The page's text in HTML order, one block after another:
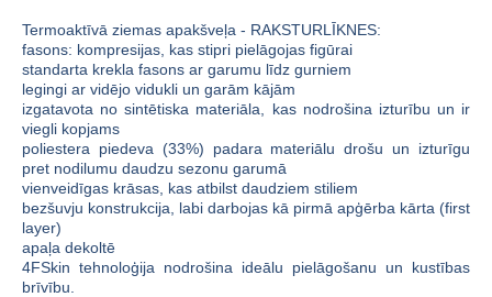
Termoaktīvā ziemas apakšveļa - RAKSTURLĪKNES:
fasons: kompresijas, kas stipri pielāgojas figūrai
standarta krekla fasons ar garumu līdz gurniem
legingi ar vidējo vidukli un garām kājām
izgatavota no sintētiska materiāla, kas nodrošina izturību un ir
viegli kopjams
poliestera piedeva (33%) padara materiālu drošu un izturīgu
pret nodilumu daudzu sezonu garumā
vienveidīgas krāsas, kas atbilst daudziem stiliem
bezšuvju konstrukcija, labi darbojas kā pirmā apģērba kārta (first
layer)
apaļa dekoltē
4FSkin tehnoloģija nodrošina ideālu pielāgošanu un kustības
brīvību.